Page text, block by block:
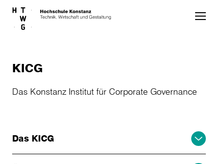
Skip to main content
KICG
Das Konstanz Institut für Corporate Governance
Das KICG